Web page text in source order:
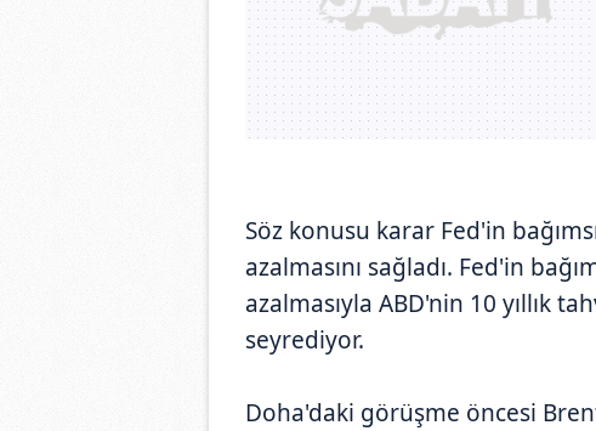
Söz konusu karar Fed'in
azalmasını sağladı. Fed'in
azalmasıyla ABD'nin 10 yıllık
seyrediyor.
Doha'daki görüşme öncesi